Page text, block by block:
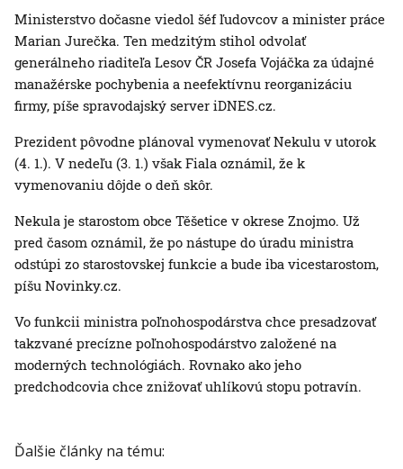
Ministerstvo dočasne viedol šéf ľudovcov a minister práce
Marian Jurečka. Ten medzitým stihol odvolať
generálneho riaditeľa Lesov ČR Josefa Vojáčka za údajné
manažérske pochybenia a neefektívnu reorganizáciu
firmy, píše spravodajský server iDNES.cz.
Prezident pôvodne plánoval vymenovať Nekulu v utorok
(4. 1.). V nedeľu (3. 1.) však Fiala oznámil, že k
vymenovaniu dôjde o deň skôr.
Nekula je starostom obce Těšetice v okrese Znojmo. Už
pred časom oznámil, že po nástupe do úradu ministra
odstúpi zo starostovskej funkcie a bude iba vicestarostom,
píšu Novinky.cz.
Vo funkcii ministra poľnohospodárstva chce presadzovať
takzvané precízne poľnohospodárstvo založené na
moderných technológiách. Rovnako ako jeho
predchodcovia chce znižovať uhlíkovú stopu potravín.
Ďalšie články na tému: